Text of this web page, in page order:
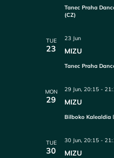
Tanec Praha
(CZ)
TUE
23 MIZU
23 Jun
Tanec Praha
MON
29 MIZU
29 Jun, 20:15 -
Bilboko Kalealdia
TUE
30 MIZU
30 Jun, 20:15 -